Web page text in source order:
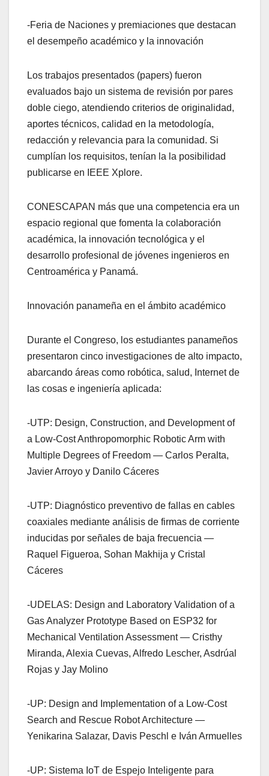
-Feria de Naciones y premiaciones que destacan
el desempeño académico y la innovación
Los trabajos presentados (papers) fueron
evaluados bajo un sistema de revisión por pares
doble ciego, atendiendo criterios de originalidad,
aportes técnicos, calidad en la metodología,
redacción y relevancia para la comunidad. Si
cumplían los requisitos, tenían la la posibilidad
publicarse en IEEE Xplore.
CONESCAPAN más que una competencia era un
espacio regional que fomenta la colaboración
académica, la innovación tecnológica y el
desarrollo profesional de jóvenes ingenieros en
Centroamérica y Panamá.
Innovación panameña en el ámbito académico
Durante el Congreso, los estudiantes panameños
presentaron cinco investigaciones de alto impacto,
abarcando áreas como robótica, salud, Internet de
las cosas e ingeniería aplicada:
-UTP: Design, Construction, and Development of
a Low-Cost Anthropomorphic Robotic Arm with
Multiple Degrees of Freedom — Carlos Peralta,
Javier Arroyo y Danilo Cáceres
-UTP: Diagnóstico preventivo de fallas en cables
coaxiales mediante análisis de firmas de corriente
inducidas por señales de baja frecuencia —
Raquel Figueroa, Sohan Makhija y Cristal
Cáceres
-UDELAS: Design and Laboratory Validation of a
Gas Analyzer Prototype Based on ESP32 for
Mechanical Ventilation Assessment — Cristhy
Miranda, Alexia Cuevas, Alfredo Lescher, Asdrúal
Rojas y Jay Molino
-UP: Design and Implementation of a Low-Cost
Search and Rescue Robot Architecture —
Yenikarina Salazar, Davis Peschl e Iván Armuelles
-UP: Sistema IoT de Espejo Inteligente para